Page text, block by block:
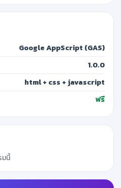
Google AppScript (GAS)
1.0.0
html + css + javascript
ฟรี
มนี้